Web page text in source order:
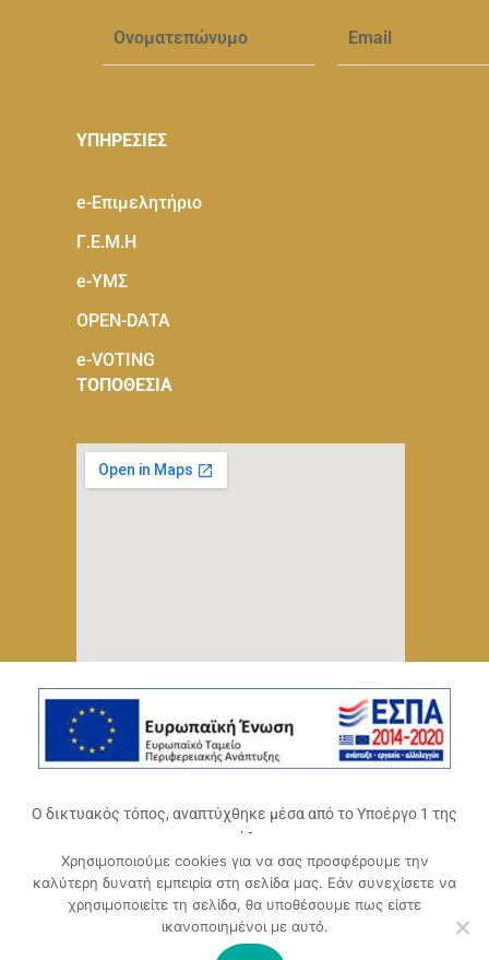
ΥΠΗΡΕΣΙΕΣ
e-Eπιμελητήριο
Γ.Ε.Μ.Η
e-ΥΜΣ
OPEN-DATA
e-VOTING
ΤΟΠΟΘΕΣΙΑ
Ο δικτυακός τόπος, αναπτύχθηκε μέσα από το Υποέργο 1 της
πράξης
«Ψηφιακό Οικοσύστημα Επιχειρηματικότητας του
Επιμελητηρίου Αχαΐας» (ΟΠΣ 5045300),
Επιχειρησιακό Πρόγραμμα «Δυτική Ελλάδα 2014-2020».
Συγχρηματοδοτείται από την Ευρωπαϊκή Ένωση (Ευρωπαϊκό
Χρησιμοποιούμε cookies για να σας προσφέρουμε την
καλύτερη δυνατή εμπειρία στη σελίδα μας. Εάν συνεχίσετε να
χρησιμοποιείτε τη σελίδα, θα υποθέσουμε πως είστε
ικανοποιημένοι με αυτό.